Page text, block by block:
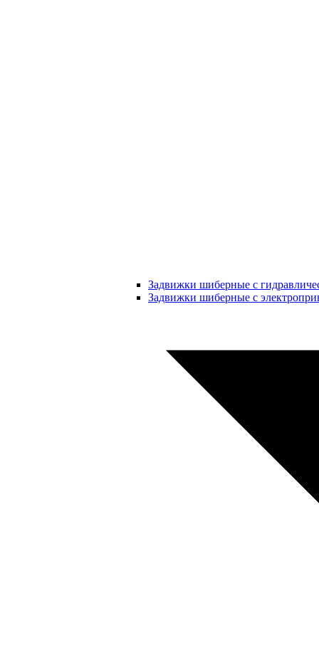
Задвижки шиберные с
Задвижки шиберные с